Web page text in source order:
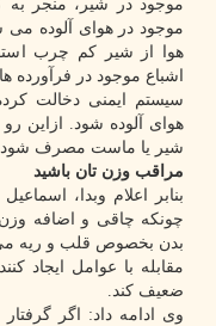
موجود در شیر، منجر
موجود در هوای آلوده
هوا از شیر کم چرب
اشباع موجود در فرآورده
سیستم ایمنی دخالت
هوای آلوده شود. ازاین
شیر یا ماست مصرف
مراقب وزن تان باشید
بنابر اعلام وبدا،
چونکه چاقی و اضافه
بدن بخصوص قلب و ریه می
مقابله با عوامل ایجاد
ضعیف کند.
وی ادامه داد: اگر